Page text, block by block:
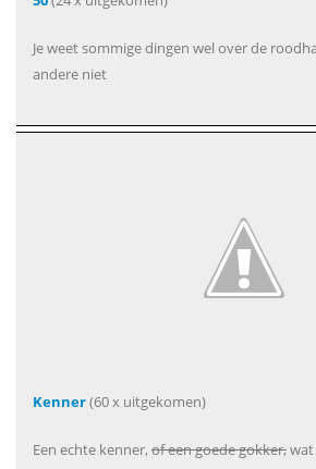
Je weet sommige dingen wel over de
andere niet
Kenner(60 x uitgekomen)
Een echte kenner, of een goede gokker,